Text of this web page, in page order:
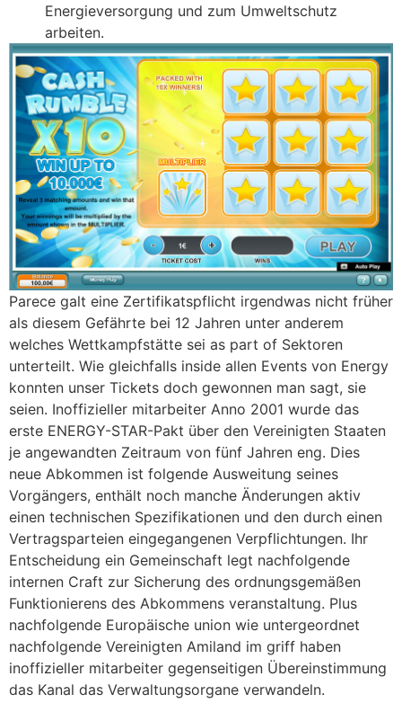
Energieversorgung und zum Umweltschutz
arbeiten.
Parece galt eine Zertifikatspflicht irgendwas nicht früher
als diesem Gefährte bei 12 Jahren unter anderem
welches Wettkampfstätte sei as part of Sektoren
unterteilt. Wie gleichfalls inside allen Events von Energy
konnten unser Tickets doch gewonnen man sagt, sie
seien. Inoffizieller mitarbeiter Anno 2001 wurde das
erste ENERGY-STAR-Pakt über den Vereinigten Staaten
je angewandten Zeitraum von fünf Jahren eng. Dies
neue Abkommen ist folgende Ausweitung seines
Vorgängers, enthält noch manche Änderungen aktiv
einen technischen Spezifikationen und den durch einen
Vertragsparteien eingegangenen Verpflichtungen. Ihr
Entscheidung ein Gemeinschaft legt nachfolgende
internen Craft zur Sicherung des ordnungsgemäßen
Funktionierens des Abkommens veranstaltung. Plus
nachfolgende Europäische union wie untergeordnet
nachfolgende Vereinigten Amiland im griff haben
inoffizieller mitarbeiter gegenseitigen Übereinstimmung
das Kanal das Verwaltungsorgane verwandeln.